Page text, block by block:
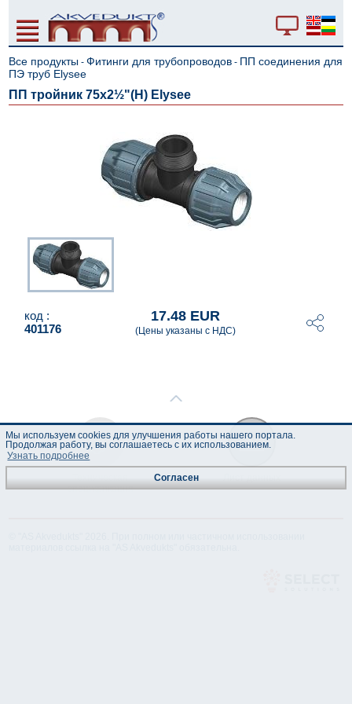
Все продукты -Фитинги для трубопроводов - ПП соединения для
ПЭ труб Elysee
ПП тройник 75x2½"(Н) Elysee
код :
401176
17.48 EUR
(Цены указаны с НДС)
спецификация
Мы используем cookies для улучшения работы нашего портала.
Продолжая работу, вы соглашаетесь с их использованием.
Узнать подробнее
Согласен